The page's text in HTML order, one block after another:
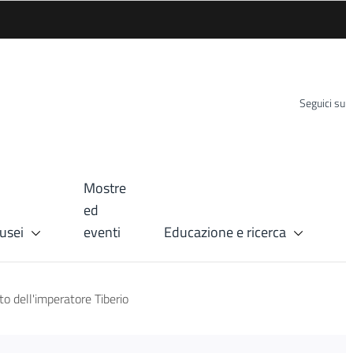
Seguici su
Mostre
ed
eventi
Educazione e ricerca
dell'imperatore Tiberio